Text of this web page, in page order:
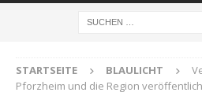
STARTSEITE BLAULICHT
Pforzheim und die Region